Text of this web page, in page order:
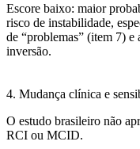
Escore baixo: maior
risco de instabilidade,
de “problemas” (item 7) e
inversão.
4. Mudança clínica e
O estudo brasileiro não
RCI ou MCID.